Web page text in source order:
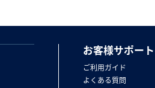
お客様サポート
ご利用ガイド
よくある質問